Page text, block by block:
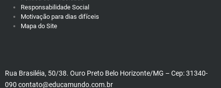
Responsabilidade Social
Motivação para dias difíceis
Mapa do Site
Rua Brasiléia, 50/38. Ouro Preto Belo Horizonte/MG – Cep: 31340-
090 contato@educamundo.com.br